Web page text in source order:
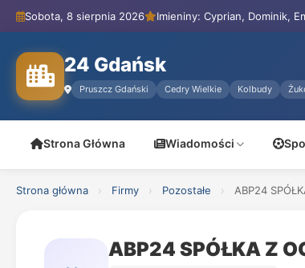
Sobota, 8 sierpnia 2026 Imieniny: Cyprian, Dominik,
24 Gdańsk
Pruszcz Gdański Cedry Wielkie Kolbudy
Strona Główna Wiadomości
Strona główna › Firmy › Pozostałe › ABP24
ABP24 SPÓŁKA Z